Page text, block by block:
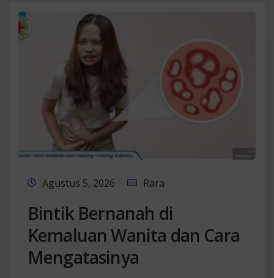
Agustus 5, 2026 Rara
Bintik Bernanah di
Kemaluan Wanita dan Cara
Mengatasinya